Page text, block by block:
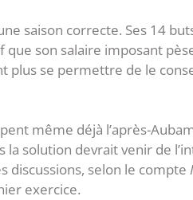
saison correcte. Ses 14
que son salaire imposant
plus se permettre de le
même déjà l’après-
la solution devrait venir de
discussions, selon le compte
exercice.